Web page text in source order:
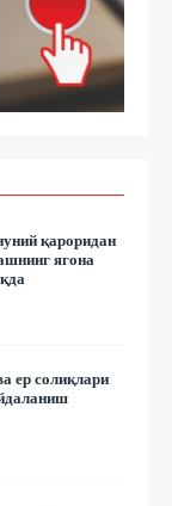
қароридан
ягона
ер солиқлари